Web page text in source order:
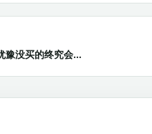
豫没买的终究会...